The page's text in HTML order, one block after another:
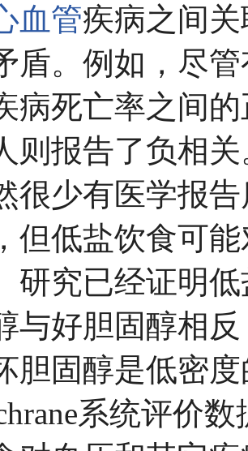
血管疾病之间
盾。例如，尽
病死亡率之间
则报告了负相关
很少有医学报
但低盐饮食可
研究已经证明
与好胆固醇相
胆固醇是低密
系统评价